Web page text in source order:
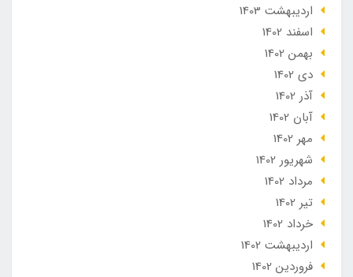
ارديبهشت 1403
اسفند 1402
بهمن 1402
دی 1402
آذر 1402
آبان 1402
مهر 1402
شهریور 1402
مرداد 1402
تير 1402
خرداد 1402
ارديبهشت 1402
فروردین 1402